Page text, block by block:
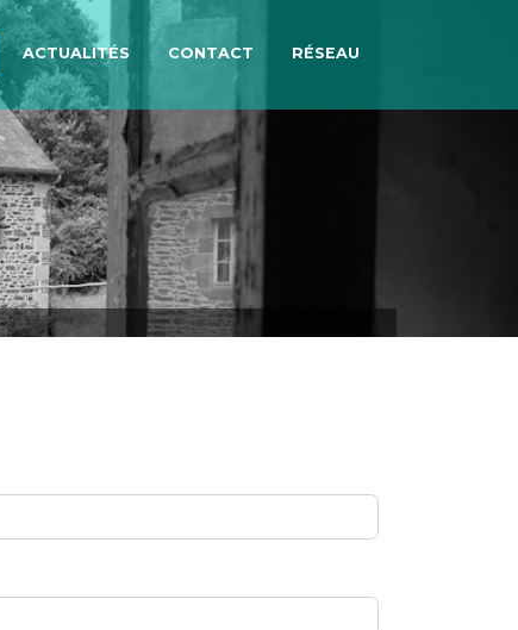
ACTUALITÉS CONTACT RÉSEAU